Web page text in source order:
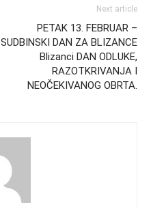
Next article
PETAK 13. FEBRUAR –
SUDBINSKI DAN ZA BLIZANCE
Blizanci DAN ODLUKE,
RAZOTKRIVANJA I
NEOČEKIVANOG OBRTA.